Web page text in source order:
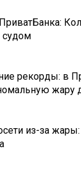
судом
рекорды: в
жару
из-за